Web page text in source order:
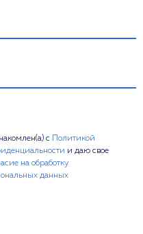
с
Политикой
и даю свое
на обработку
данных